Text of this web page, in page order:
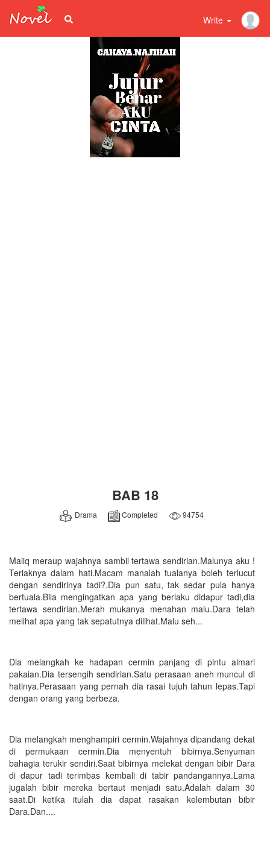
Write
BAB 18
Drama Completed 94754
Maliq meraup wajahnya sambil tertawa sendirian.Malunya aku !
Teriaknya dalam hati.Macam manalah tualanya boleh terlucut
dengan sendirinya tadi?.Dia pun satu, tak sedar pula hanya
bertuala.Bila mengingatkan apa yang berlaku didapur tadi,dia
tertawa sendirian.Merah mukanya menahan malu.Dara telah
melihat apa yang tak sepatutnya dilihat.Malu seh...
Dia melangkah ke hadapan cermin panjang di pintu almari
pakaian.Dia tersengih sendirian.Satu perasaan aneh muncul di
hatinya.Perasaan yang pernah dia rasai tujuh tahun lepas.Tapi
dengan orang yang berbeza.
Dia melangkah menghampiri cermin.Wajahnya dipandang dekat
di permukaan cermin.Dia menyentuh bibirnya.Senyuman
bahagia terukir sendiri.Saat bibirnya melekat dengan bibir Dara
di dapur tadi terimbas kembali di tabir pandangannya.Lama
jugalah bibir mereka bertaut menjadi satu.Adalah dalam 30
saat.Di ketika itulah dia dapat rasakan kelembutan bibir
Dara.Dan....